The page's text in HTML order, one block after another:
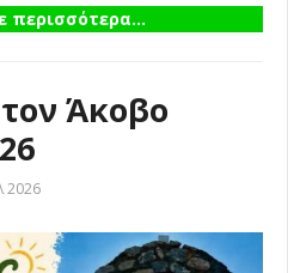
περισσότερα...
Άκοβο
2026